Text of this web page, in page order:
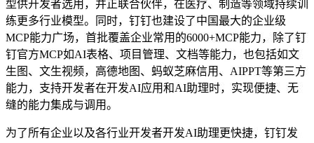
型供开发者选用，并正联合伙伴，在医疗、制造等领域持续训
练更多行业模型。同时，钉钉也建设了中国最大的企业级
MCP能力广场，首批覆盖企业常用的6000+MCP能力，除了钉
钉官方MCP如AI表格、项目管理、文档等能力，也包括如文
生图、文生视频，高德地图、蚂蚁芝麻信用、AIPPT等第三方
能力，支持开发者在开发AI应用和AI助理时，实现便捷、无
缝的能力集成与调用。
为了所有企业以及各行业开发者开发AI助理更快捷，钉钉发